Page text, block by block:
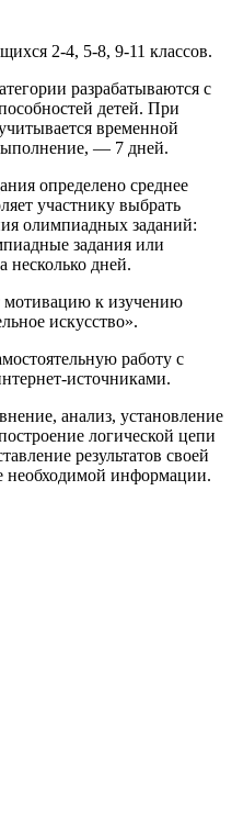
2-4, 5-8, 9-11 классов.
разрабатываются с
детей. При
временной
— 7 дней.
определено среднее
участнику выбрать
олимпиадных заданий:
задания или
несколько дней.
к изучению
искусство».
работу с
источниками.
анализ, установление
логической цепи
результатов своей
необходимой информации.